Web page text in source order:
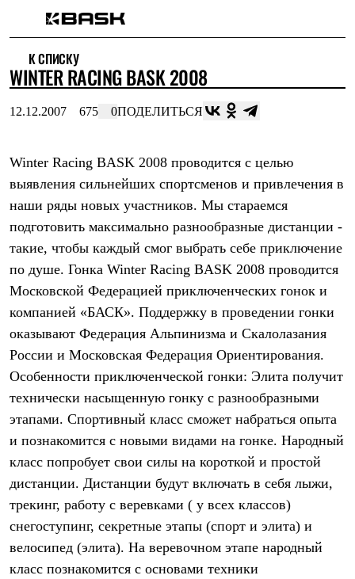
Интернет-магазин
Мужская одежда
Утепленная пухом
Куртки
Брюки
Утепленная синтетикой
Куртки
Штормовая одежда
Куртки
Софтшелл одежда
Куртки
Брюки
Куртки
Брюки
Термобелье
Теплое термобелье
Легкое термобелье
Лёгкая одежда
Футболки
Толстовки
Брюки
Женская одежда
Утепленная пухом
Брюки
Жилеты
К СПИСКУ
WINTER RACING BASK 2008
12.12.2007 675 0ПОДЕЛИТЬСЯ
Winter Racing BASK 2008 проводится с целью
выявления сильнейших спортсменов и привлечения в
наши ряды новых участников. Мы стараемся
подготовить максимально разнообразные дистанции -
такие, чтобы каждый смог выбрать себе приключение
по душе. Гонка Winter Racing BASK 2008 проводится
Московской Федерацией приключенческих гонок и
компанией «БАСК». Поддержку в проведении гонки
оказывают Федерация Альпинизма и Скалолазания
России и Московская Федерация Ориентирования.
Особенности приключенческой гонки: Элита получит
технически насыщенную гонку с разнообразными
этапами. Спортивный класс сможет набраться опыта
и познакомится с новыми видами на гонке. Народный
класс попробует свои силы на короткой и простой
дистанции. Дистанции будут включать в себя лыжи,
трекинг, работу с веревками ( у всех классов)
снегоступинг, секретные этапы (спорт и элита) и
велосипед (элита). На веревочном этапе народный
класс познакомится с основами техники